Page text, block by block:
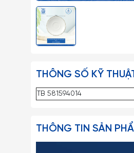
THÔNG SỐ KỸ
TB 581594014
THÔNG TIN SẢN